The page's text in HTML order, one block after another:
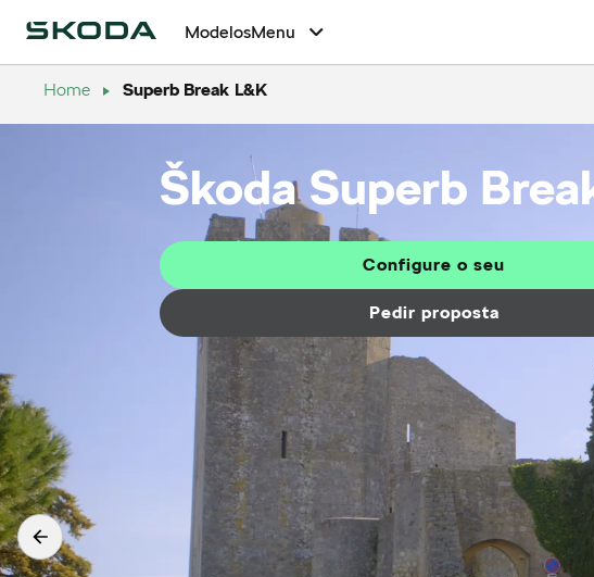
ModelosMenu
Home Superb Break L&K
Škoda Superb
Configure o seu
Pedir proposta